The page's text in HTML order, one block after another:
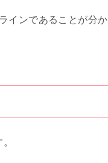
インであることが分